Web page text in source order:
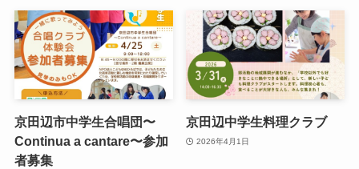
京田辺市中学生合唱団〜
Continua a cantare〜参加
者募集
京田辺中学生料理クラブ
2026年4月1日